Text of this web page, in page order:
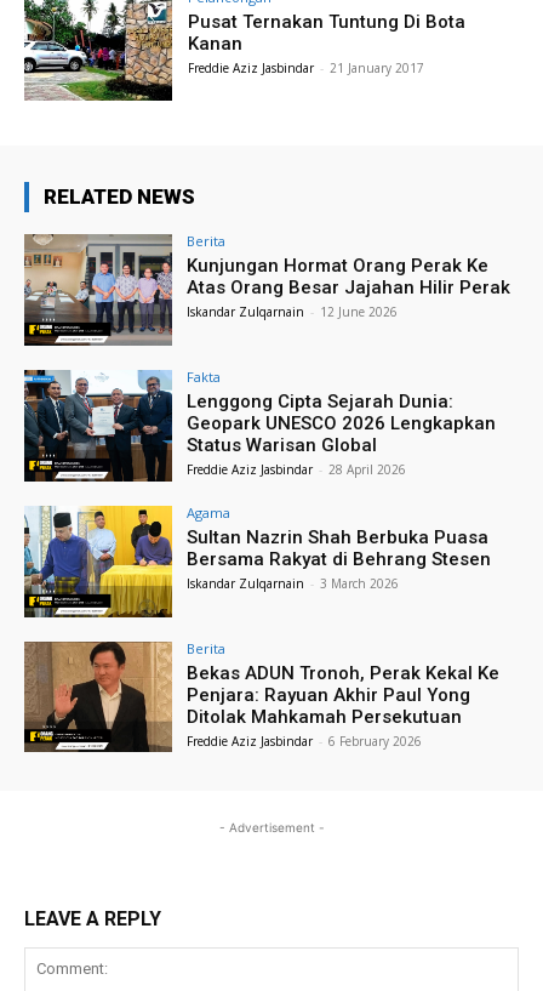
Pusat Ternakan Tuntung Di Bota
Kanan
Freddie Aziz Jasbindar - 21 January 2017
RELATED NEWS
Berita
Kunjungan Hormat Orang Perak Ke
Atas Orang Besar Jajahan Hilir Perak
Iskandar Zulqarnain - 12 June 2026
Fakta
Lenggong Cipta Sejarah Dunia:
Geopark UNESCO 2026 Lengkapkan
Status Warisan Global
Freddie Aziz Jasbindar - 28 April 2026
Agama
Sultan Nazrin Shah Berbuka Puasa
Bersama Rakyat di Behrang Stesen
Iskandar Zulqarnain - 3 March 2026
Berita
Bekas ADUN Tronoh, Perak Kekal Ke
Penjara: Rayuan Akhir Paul Yong
Ditolak Mahkamah Persekutuan
Freddie Aziz Jasbindar - 6 February 2026
- Advertisement -
LEAVE A REPLY